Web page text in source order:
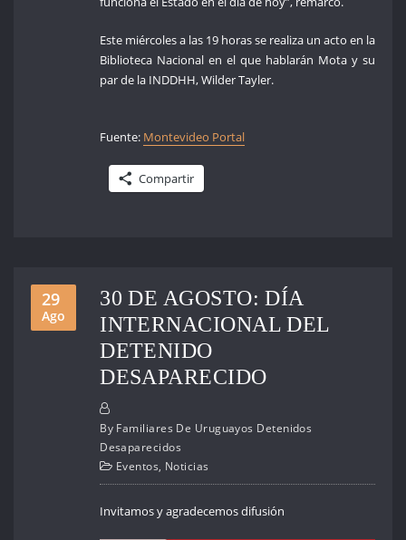
Este miércoles a las 19 horas se realiza un acto en la
Biblioteca Nacional en el que hablarán Mota y su
par de la INDDHH, Wilder Tayler.
Fuente: Montevideo Portal
Compartir
29
Ago
30 DE AGOSTO: DÍA
INTERNACIONAL DEL
DETENIDO
DESAPARECIDO
By Familiares De Uruguayos Detenidos
Desaparecidos
Eventos, Noticias
Invitamos y agradecemos difusión